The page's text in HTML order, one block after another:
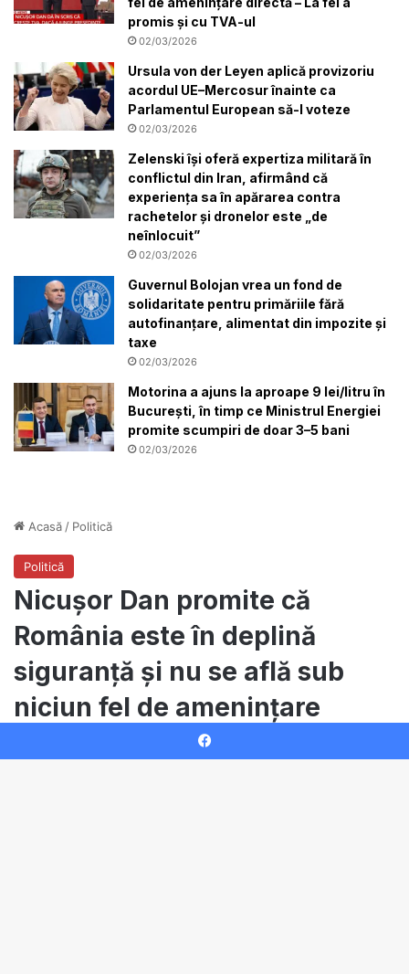
promis și cu TVA-ul
02/03/2026
Ursula von der Leyen aplică provizoriu
acordul UE–Mercosur înainte ca
Parlamentul European să-l voteze
02/03/2026
Zelenski își oferă expertiza militară în
conflictul din Iran, afirmând că
experiența sa în apărarea contra
rachetelor și dronelor este „de
neînlocuit”
02/03/2026
Guvernul Bolojan vrea un fond de
solidaritate pentru primăriile fără
autofinanțare, alimentat din impozite și
taxe
02/03/2026
Motorina a ajuns la aproape 9 lei/litru în
București, în timp ce Ministrul Energiei
promite scumpiri de doar 3–5 bani
02/03/2026
Facebook